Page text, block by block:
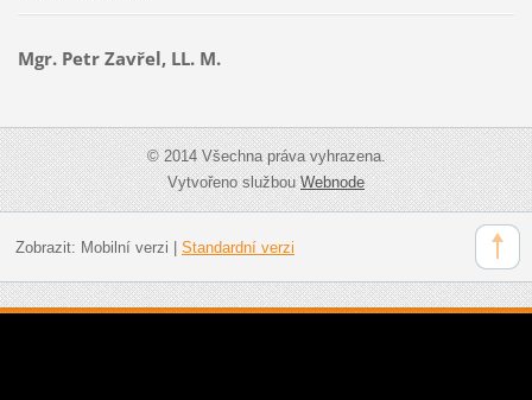
Mgr. Petr Zavřel, LL. M.
© 2014 Všechna práva vyhrazena.
Vytvořeno službouWebnode
Zobrazit: Mobilní verzi Standardní verzi